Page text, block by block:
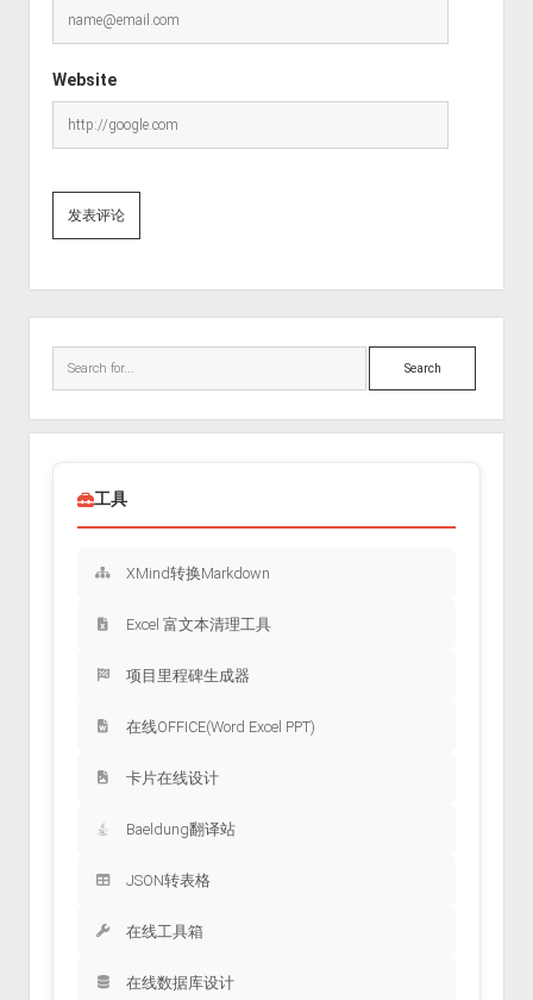
Website
Search
工具
XMind转换Markdown
Excel 富文本清理工具
项目里程碑生成器
在线OFFICE(Word Excel PPT)
卡片在线设计
Baeldung翻译站
JSON转表格
在线工具箱
在线数据库设计